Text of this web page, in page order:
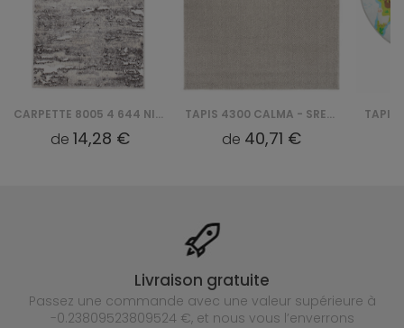
CARPETTE 8005 4 644 NIL CHODNIK
de 14,28 €
TAPIS 4300 CALMA - SREBRNY
de 40,71 €
TAPIS
Livraison gratuite
Passez une commande avec une valeur supérieure à
-0.23809523809524 €, et nous vous l’enverrons